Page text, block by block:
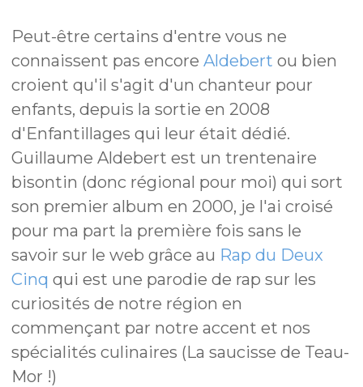
Peut-être certains d'entre vous ne
connaissent pas encore Aldebert ou bien
croient qu'il s'agit d'un chanteur pour
enfants, depuis la sortie en 2008
d'Enfantillages qui leur était dédié.
Guillaume Aldebert est un trentenaire
bisontin (donc régional pour moi) qui sort
son premier album en 2000, je l'ai croisé
pour ma part la première fois sans le
savoir sur le web grâce au Rap du Deux
Cinq qui est une parodie de rap sur les
curiosités de notre région en
commençant par notre accent et nos
spécialités culinaires (La saucisse de Teau-
Mor !)